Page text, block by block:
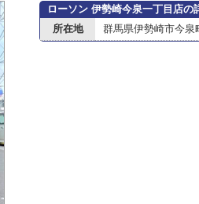
ローソン 伊勢崎今泉一丁目店の
所在地
群馬県伊勢崎市今泉